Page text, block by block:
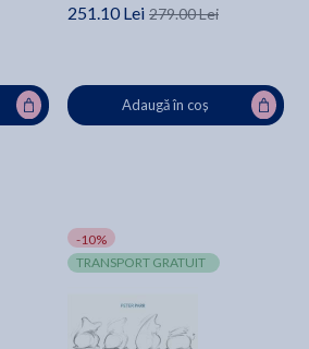
251.10 Lei 279.00 Lei
Adaugă în coș
-10%
TRANSPORT GRATUIT